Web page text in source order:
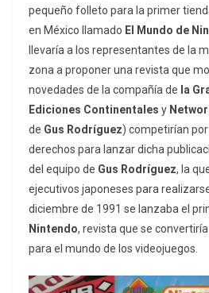
pequeño folleto para la primer
en México llamado El Mundo de
llevaría a los representantes de la
zona a proponer una revista que
novedades de la compañía de la
Ediciones Continentales y
de Gus Rodríguez) competirían
derechos para lanzar dicha
del equipo de Gus Rodríguez, la
ejecutivos japoneses para
diciembre de 1991 se lanzaba el
Nintendo, revista que se
para el mundo de los videojuegos.